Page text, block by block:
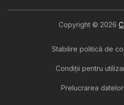
Catalog Profi
Copyright © 2026
Stabilire politică de
Condiţii pentru
Prelucrarea